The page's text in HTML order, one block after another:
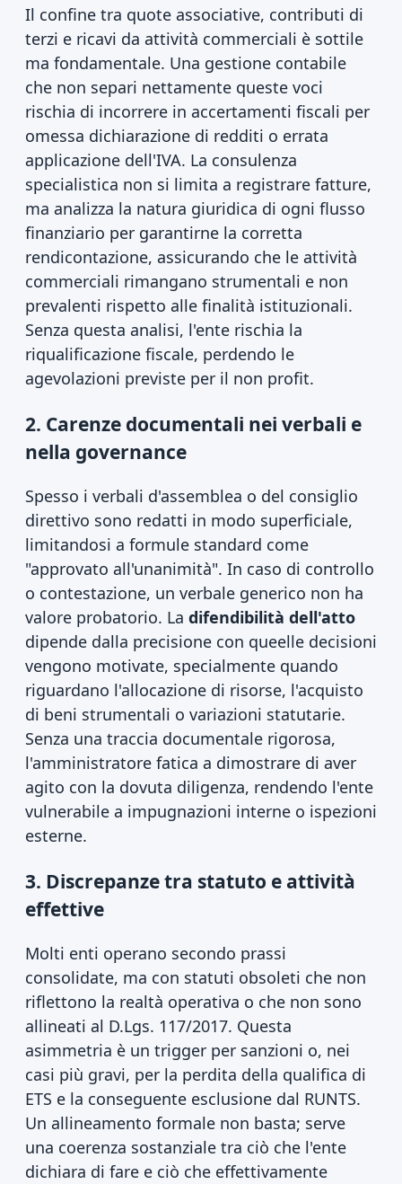
Il confine tra quote associative, contributi di
terzi e ricavi da attività commerciali è sottile
ma fondamentale. Una gestione contabile
che non separi nettamente queste voci
rischia di incorrere in accertamenti fiscali per
omessa dichiarazione di redditi o errata
applicazione dell'IVA. La consulenza
specialistica non si limita a registrare fatture,
ma analizza la natura giuridica di ogni flusso
finanziario per garantirne la corretta
rendicontazione, assicurando che le attività
commerciali rimangano strumentali e non
prevalenti rispetto alle finalità istituzionali.
Senza questa analisi, l'ente rischia la
riqualificazione fiscale, perdendo le
agevolazioni previste per il non profit.
2. Carenze documentali nei verbali e
nella governance
Spesso i verbali d'assemblea o del consiglio
direttivo sono redatti in modo superficiale,
limitandosi a formule standard come
"approvato all'unanimità". In caso di controllo
o contestazione, un verbale generico non ha
valore probatorio. La difendibilità dell'atto
dipende dalla precisione con queelle decisioni
vengono motivate, specialmente quando
riguardano l'allocazione di risorse, l'acquisto
di beni strumentali o variazioni statutarie.
Senza una traccia documentale rigorosa,
l'amministratore fatica a dimostrare di aver
agito con la dovuta diligenza, rendendo l'ente
vulnerabile a impugnazioni interne o ispezioni
esterne.
3. Discrepanze tra statuto e attività
effettive
Molti enti operano secondo prassi
consolidate, ma con statuti obsoleti che non
riflettono la realtà operativa o che non sono
allineati al D.Lgs. 117/2017. Questa
asimmetria è un trigger per sanzioni o, nei
casi più gravi, per la perdita della qualifica di
ETS e la conseguente esclusione dal RUNTS.
Un allineamento formale non basta; serve
una coerenza sostanziale tra ciò che l'ente
dichiara di fare e ciò che effettivamente